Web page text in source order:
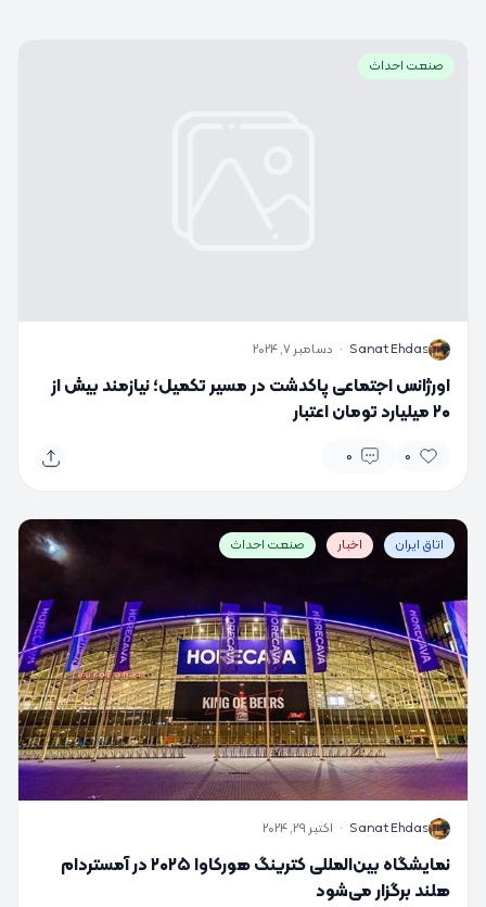
صنعت احداث
S
Sanat Ehdas
· دسامبر 7, 2024
اورژانس اجتماعی پاکدشت در مسیر تکمیل؛ نیازمند بیش از
۲۰ میلیارد تومان اعتبار
0
0
اتاق ایران اخبار صنعت احداث
S
Sanat Ehdas
· اکتبر 29, 2024
نمایشگاه بین‌المللی کترینگ هورکاوا ۲۰۲۵ در آمستردام
هلند برگزار می‌شود